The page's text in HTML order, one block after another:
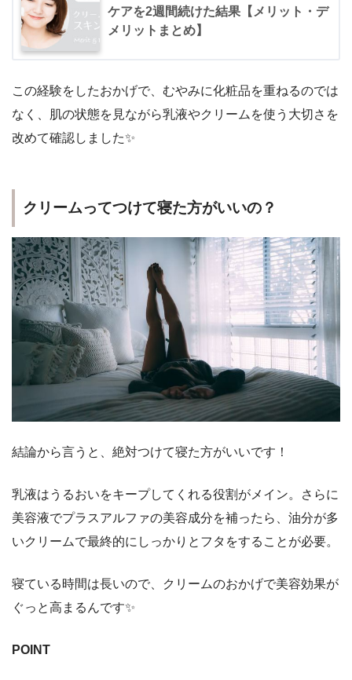
ケアを2週間続けた結果【メリット・デ
メリットまとめ】
この経験をしたおかげで、むやみに化粧品を重ねるのでは
なく、肌の状態を見ながら乳液やクリームを使う大切さを
改めて確認しました✨
クリームってつけて寝た方がいいの？
結論から言うと、絶対つけて寝た方がいいです！
乳液はうるおいをキープしてくれる役割がメイン。さらに
美容液でプラスアルファの美容成分を補ったら、油分が多
いクリームで最終的にしっかりとフタをする ことが必要。
寝ている時間は長いので、クリームのおかげで美容効果が
ぐっと高まるんです✨
POINT